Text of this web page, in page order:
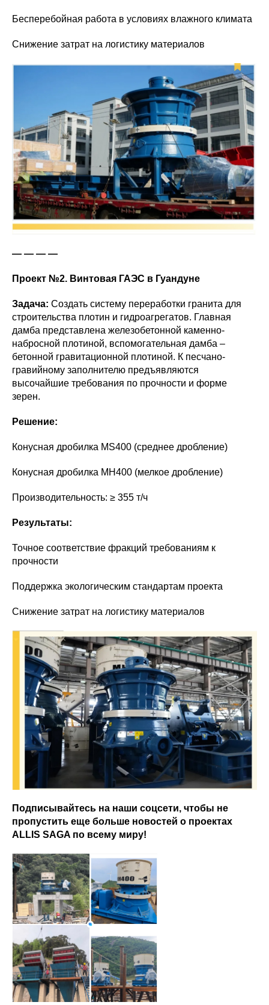
Бесперебойная работа в условиях влажного климата
Снижение затрат на логистику материалов
— — — —
Проект №2. Винтовая ГАЭС в Гуандуне
Задача: Создать систему переработки гранита для
строительства плотин и гидроагрегатов. Главная
дамба представлена железобетонной каменно-
набросной плотиной, вспомогательная дамба –
бетонной гравитационной плотиной. К песчано-
гравийному заполнителю предъявляются
высочайшие требования по прочности и форме
зерен.
Решение:
Конусная дробилка MS400 (среднее дробление)
Конусная дробилка MH400 (мелкое дробление)
Производительность: ≥ 355 т/ч
Результаты:
Точное соответствие фракций требованиям к
прочности
Поддержка экологическим стандартам проекта
Снижение затрат на логистику материалов
Подписывайтесь на наши соцсети, чтобы не
пропустить еще больше новостей о проектах
ALLIS SAGA по всему миру!